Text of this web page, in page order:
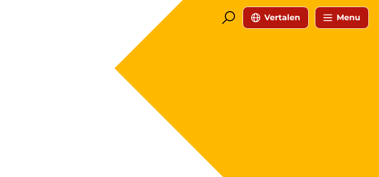
Vertalen Menu